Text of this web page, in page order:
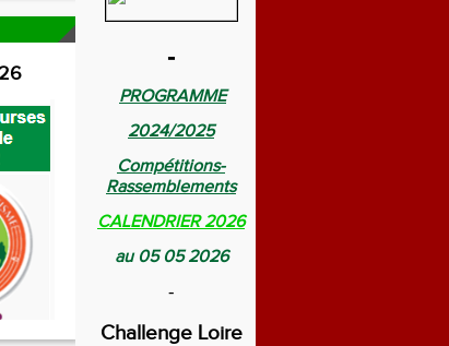
-
PROGRAMME
2024/2025
Compétitions-
Rassemblements
CALENDRIER 2026
au 05 05 2026
-
Challenge Loire